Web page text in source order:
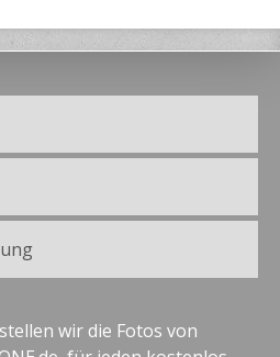
wir die Fotos von